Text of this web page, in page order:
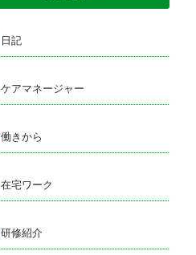
日記
ケアマネージャー
働きから
在宅ワーク
研修紹介